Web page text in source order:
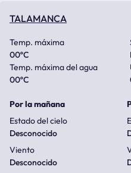
TALAMANCA
Temp. máxima
00ºC
Temp. máxima del agua
00ºC
Por la mañana
Estado del cielo
Desconocido
Viento
Desconocido